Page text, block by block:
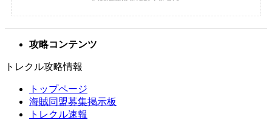
攻略コンテンツ
トレクル攻略情報
トップページ
海賊同盟募集掲示板
トレクル速報